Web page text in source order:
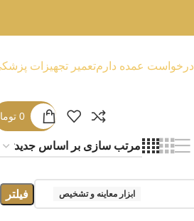
درخواست عمده دارمتعمیر تجهیزات
0
ابزار معاینه و تشخیص فیلتر